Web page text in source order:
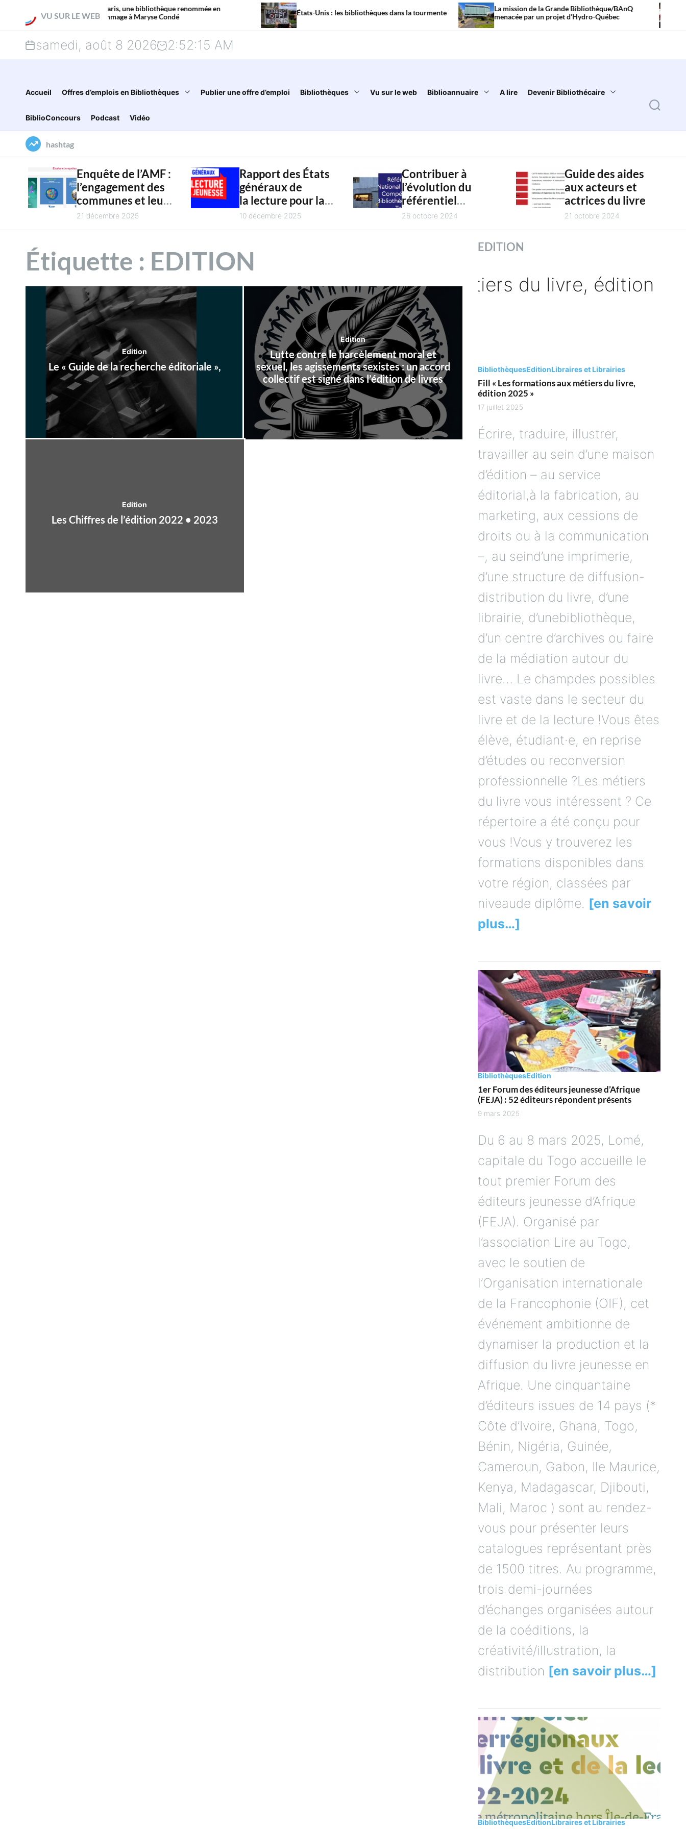
k
c
o
n
VU SUR LE WEB
À Paris, une bibliothèque renommée en
hommage à Maryse Condé
États-Unis : les bibliothèques dans la tourmente
La mission de la Grande Bibliothèque/BAnQ
menacée par un projet d’Hydro-Québec
Littérature
sont ceux
samedi, août 8 2026 2:52:16 AM
Accueil Offres d’emplois en Bibliothèques Publier une offre d’emploi Bibliothèques Vu sur le web Biblioannuaire A lire Devenir Bibliothécaire
BiblioConcours Podcast Vidéo
S
e
r
hashtag
Enquête de l’AMF :
l’engagement des
communes et leur
intercommunalité
pour la culture en
21 décembre 2025
Rapport des États
généraux de
la lecture pour la
jeunesse :
restitution
10 décembre 2025
Contribuer à
l’évolution du
référentiel
national des
compétences des
26 octobre 2024
Guide des aides
aux acteurs et
actrices du livre
21 octobre 2024
Étiquette : EDITION
Edition
Le « Guide de la recherche éditoriale »,
Edition
Lutte contre le harcèlement moral et
sexuel, les agissements sexistes : un accord
collectif est signé dans l’édition de livres
Edition
Les Chiffres de l’édition 2022 • 2023
EDITION
BibliothèquesEditionLibraires et Librairies
Fill « Les formations aux métiers du livre,
édition 2025 »
17 juillet 2025
Écrire, traduire, illustrer,
travailler au sein d’une maison
d’édition – au service
éditorial,à la fabrication, au
marketing, aux cessions de
droits ou à la communication
–, au seind’une imprimerie,
d’une structure de diffusion-
distribution du livre, d’une
librairie, d’unebibliothèque,
d’un centre d’archives ou faire
de la médiation autour du
livre… Le champdes possibles
est vaste dans le secteur du
livre et de la lecture !Vous êtes
élève, étudiant·e, en reprise
d’études ou reconversion
professionnelle ?Les métiers
du livre vous intéressent ? Ce
répertoire a été conçu pour
vous !Vous y trouverez les
formations disponibles dans
votre région, classées par
niveaude diplôme. [en savoir
plus…]
BibliothèquesEdition
1er Forum des éditeurs jeunesse d’Afrique
(FEJA) : 52 éditeurs répondent présents
9 mars 2025
Du 6 au 8 mars 2025, Lomé,
capitale du Togo accueille le
tout premier Forum des
éditeurs jeunesse d’Afrique
(FEJA). Organisé par
l’association Lire au Togo,
avec le soutien de
l’Organisation internationale
de la Francophonie (OIF), cet
événement ambitionne de
dynamiser la production et la
diffusion du livre jeunesse en
Afrique. Une cinquantaine
d’éditeurs issues de 14 pays (*
Côte d’Ivoire, Ghana, Togo,
Bénin, Nigéria, Guinée,
Cameroun, Gabon, Ile Maurice,
Kenya, Madagascar, Djibouti,
Mali, Maroc ) sont au rendez-
vous pour présenter leurs
catalogues représentant près
de 1500 titres. Au programme,
trois demi-journées
d’échanges organisées autour
de la coéditions, la
créativité/illustration, la
distribution [en savoir plus…]
BibliothèquesEditionLibraires et Librairies